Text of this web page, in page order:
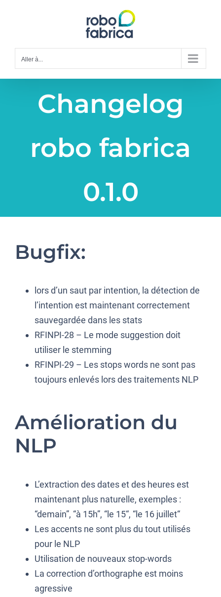
Aller à...
Changelog
robo fabrica
0.1.0
Bugfix:
lors d’un saut par intention, la détection de
l’intention est maintenant correctement
sauvegardée dans les stats
RFINPI-28 – Le mode suggestion doit
utiliser le stemming
RFINPI-29 – Les stops words ne sont pas
toujours enlevés lors des traitements NLP
Amélioration du
NLP
L’extraction des dates et des heures est
maintenant plus naturelle, exemples :
“demain”, “à 15h”, “le 15“, “le 16 juillet“
Les accents ne sont plus du tout utilisés
pour le NLP
Utilisation de nouveaux stop-words
La correction d’orthographe est moins
agressive